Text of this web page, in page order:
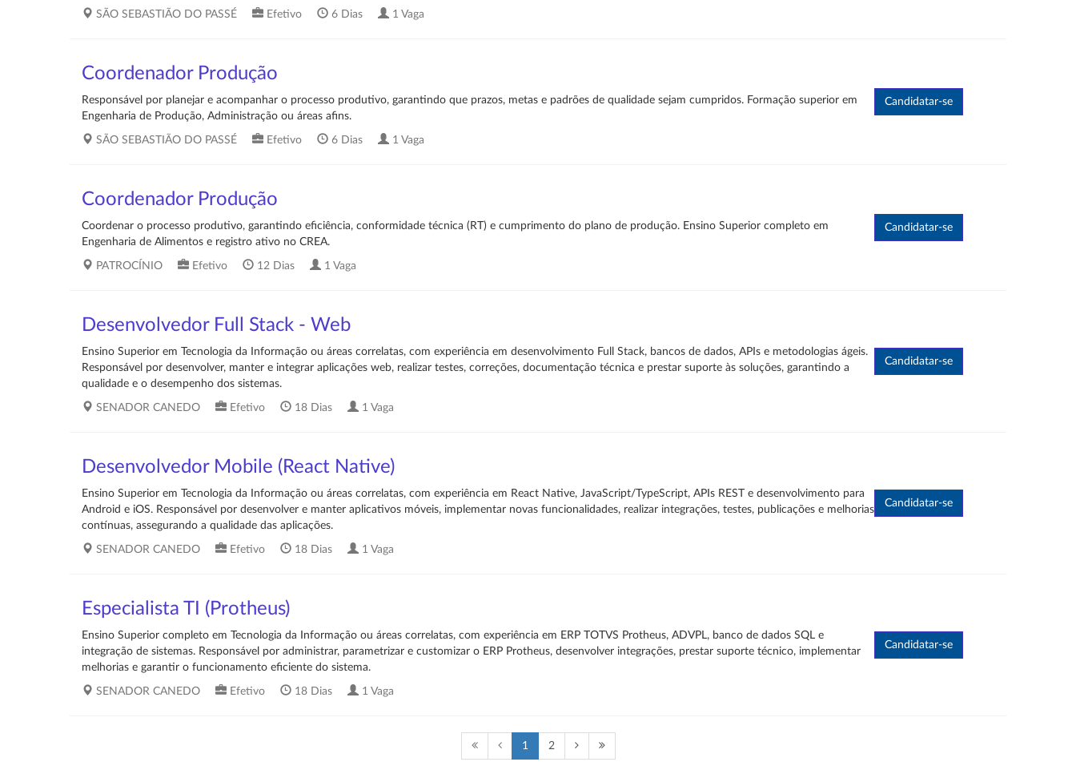
SÃO SEBASTIÃO DO PASSÉ Efetivo 6 Dias 1 Vaga
Coordenador Produção
Responsável por planejar e acompanhar o processo produtivo, garantindo que prazos, metas e padrões de qualidade sejam cumpridos. Formação superior em
Engenharia de Produção, Administração ou áreas afins.
SÃO SEBASTIÃO DO PASSÉ Efetivo 6 Dias 1 Vaga
Coordenador Produção
Coordenar o processo produtivo, garantindo eficiência, conformidade técnica (RT) e cumprimento do plano de produção. Ensino Superior completo em
Engenharia de Alimentos e registro ativo no CREA.
PATROCÍNIO Efetivo 12 Dias 1 Vaga
Desenvolvedor Full Stack - Web
Ensino Superior em Tecnologia da Informação ou áreas correlatas, com experiência em desenvolvimento Full Stack, bancos de dados, APIs e metodologias ágeis.
Responsável por desenvolver, manter e integrar aplicações web, realizar testes, correções, documentação técnica e prestar suporte às soluções, garantindo a
qualidade e o desempenho dos sistemas.
SENADOR CANEDO Efetivo 18 Dias 1 Vaga
Desenvolvedor Mobile (React Native)
Ensino Superior em Tecnologia da Informação ou áreas correlatas, com experiência em React Native, JavaScript/TypeScript, APIs REST e desenvolvimento para
Android e iOS. Responsável por desenvolver e manter aplicativos móveis, implementar novas funcionalidades, realizar integrações, testes, publicações e melhorias
contínuas, assegurando a qualidade das aplicações.
SENADOR CANEDO Efetivo 18 Dias 1 Vaga
Especialista TI (Protheus)
Ensino Superior completo em Tecnologia da Informação ou áreas correlatas, com experiência em ERP TOTVS Protheus, ADVPL, banco de dados SQL e
integração de sistemas. Responsável por administrar, parametrizar e customizar o ERP Protheus, desenvolver integrações, prestar suporte técnico, implementar
melhorias e garantir o funcionamento eficiente do sistema.
SENADOR CANEDO Efetivo 18 Dias 1 Vaga
Anterior 1 2 Próximo